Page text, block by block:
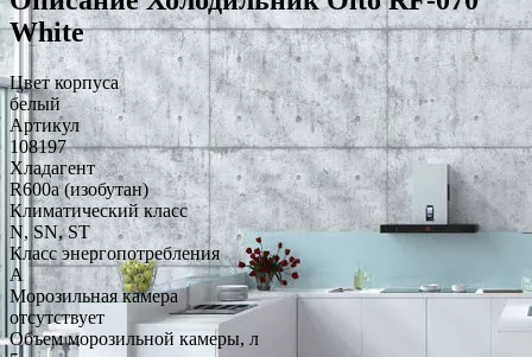
White
Цвет корпуса
белый
Артикул
108197
Хладагент
R600a (изобутан)
Климатический класс
N, SN, ST
Класс энергопотребления
A
Морозильная камера
отсутствует
Объем морозильной камеры, л